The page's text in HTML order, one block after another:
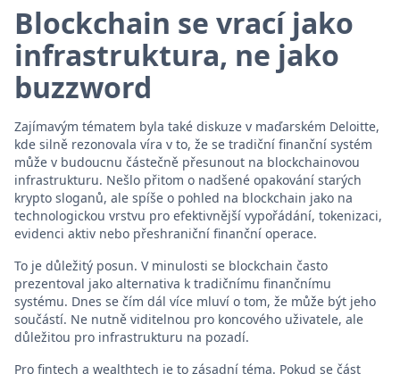
Blockchain se vrací jako
infrastruktura, ne jako
buzzword
Zajímavým tématem byla také diskuze v maďarském Deloitte,
kde silně rezonovala víra v to, že se tradiční finanční systém
může v budoucnu částečně přesunout na blockchainovou
infrastrukturu. Nešlo přitom o nadšené opakování starých
krypto sloganů, ale spíše o pohled na blockchain jako na
technologickou vrstvu pro efektivnější vypořádání, tokenizaci,
evidenci aktiv nebo přeshraniční finanční operace.
To je důležitý posun. V minulosti se blockchain často
prezentoval jako alternativa k tradičnímu finančnímu
systému. Dnes se čím dál více mluví o tom, že může být jeho
součástí. Ne nutně viditelnou pro koncového uživatele, ale
důležitou pro infrastrukturu na pozadí.
Pro fintech a wealthtech je to zásadní téma. Pokud se část